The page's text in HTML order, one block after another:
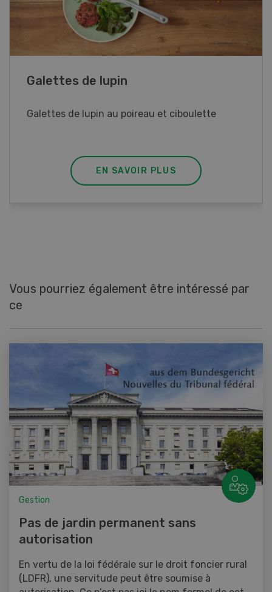
Rouleaux de printemps
Rouleaux de printemps aux poulet
EN SAVOIR PLUS
Vous pourriez également être intéressé par
ce
Gestion
Pas de jardin permanent sans
autorisation
En vertu de la loi fédérale sur le droit foncier rural
(LDFR), une servitude peut être soumise à